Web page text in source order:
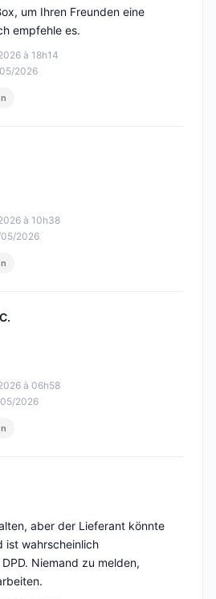
à 18h14
2026
um Ihren Freunden eine
empfehle es.
à 10h38
05/2026
à 06h58
2026
aber der Lieferant könnte
ist wahrscheinlich
Niemand zu melden,